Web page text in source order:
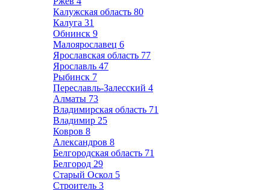
Калужская область 80
Калуга 31
Обнинск 9
Малоярославец 6
Ярославская область 77
Ярославль 47
Рыбинск 7
Переславль-Залесский 4
Алматы 73
Владимирская область 71
Владимир 25
Ковров 8
Александров 8
Белгородская область 71
Белгород 29
Старый Оскол 5
Строитель 3